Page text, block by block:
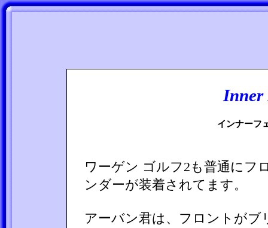
Inner
インナーフ
ワーゲン ゴルフ2も普通にフ
ンダーが装着されてます。
アーバン君は、フロントが